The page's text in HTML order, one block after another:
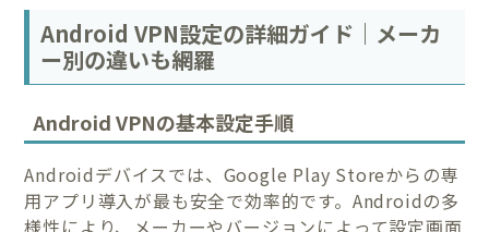
Android VPN設定の詳細ガイド｜メーカ
ー別の違いも網羅
Android VPNの基本設定手順
Androidデバイスでは、Google Play Storeからの専
用アプリ導入が最も安全で効率的です。Androidの多
様性により、メーカーやバージョンによって設定画面